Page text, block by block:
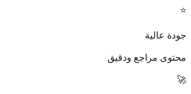
⭐
جودة عالية
محتوى مراجع ودقيق
🚀